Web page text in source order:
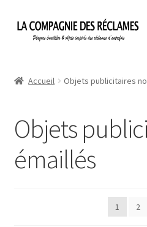
Aller
Aller
Informations légales
Ma Commande
Accueil Objets publicitaires
Objets
émaillés
1 2